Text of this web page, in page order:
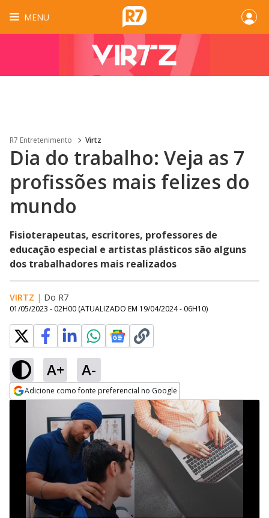
MENU
R7 Entretenimento Virtz
Dia do trabalho: Veja as 7
profissões mais felizes do
mundo
Fisioterapeutas, escritores, professores de
educação especial e artistas plásticos são alguns
dos trabalhadores mais realizados
VIRTZ | Do R7
01/05/2023 - 02H00 (ATUALIZADO EM 19/04/2024 - 06H10)
A+ A-
Adicione como fonte preferencial no Google
Opens in new window